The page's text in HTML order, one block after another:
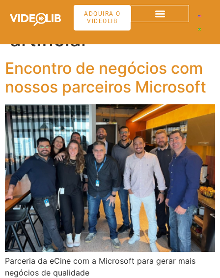
ADQUIRA O
VIDEOLIB
Tag:inteligência
artificial
Encontro de negócios com
nossos parceiros Microsoft
Parceria da eCine com a Microsoft para gerar mais
negócios de qualidade